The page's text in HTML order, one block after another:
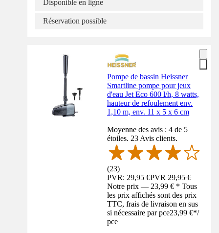
Disponible en ligne
Réservation possible
Pompe de bassin Heissner
Smartline pompe pour jeux
d'eau Jet Eco 600 l/h, 8 watts,
hauteur de refoulement env.
1,10 m, env. 11 x 5 x 6 cm
Moyenne des avis : 4 de 5
étoiles. 23 Avis clients.
(23)
PVR: 29,95 €PVR29,95 €
Notre prix — 23,99 € * Tous
les prix affichés sont des prix
TTC, frais de livraison en sus
si nécessaire par pce23,99 €*/
pce